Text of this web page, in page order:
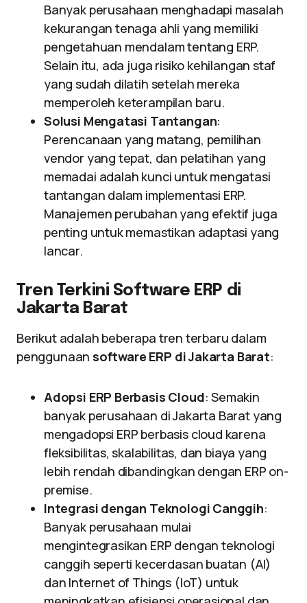
Banyak perusahaan menghadapi masalah
kekurangan tenaga ahli yang memiliki
pengetahuan mendalam tentang ERP.
Selain itu, ada juga risiko kehilangan staf
yang sudah dilatih setelah mereka
memperoleh keterampilan baru.
Solusi Mengatasi Tantangan:
Perencanaan yang matang, pemilihan
vendor yang tepat, dan pelatihan yang
memadai adalah kunci untuk mengatasi
tantangan dalam implementasi ERP.
Manajemen perubahan yang efektif juga
penting untuk memastikan adaptasi yang
lancar.
Tren Terkini Software ERP di
Jakarta Barat
Berikut adalah beberapa tren terbaru dalam
penggunaan software ERP di Jakarta Barat:
Adopsi ERP Berbasis Cloud: Semakin
banyak perusahaan di Jakarta Barat yang
mengadopsi ERP berbasis cloud karena
fleksibilitas, skalabilitas, dan biaya yang
lebih rendah dibandingkan dengan ERP on-
premise.
Integrasi dengan Teknologi Canggih:
Banyak perusahaan mulai
mengintegrasikan ERP dengan teknologi
canggih seperti kecerdasan buatan (AI)
dan Internet of Things (IoT) untuk